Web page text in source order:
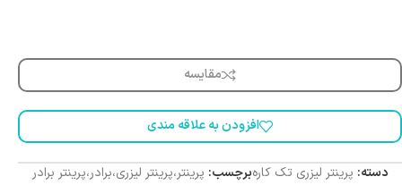
مقایسه
افزودن به علاقه مندی
دسته: پرینتر لیزری تک کارهبرچسب: پرینتر،پرینتر لیزری،برادر،پرینتر برادر